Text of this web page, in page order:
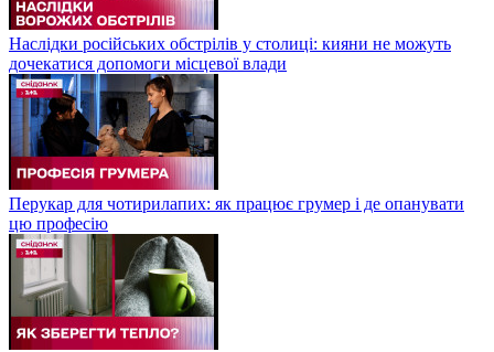
Наслідки російських обстрілів у столиці: кияни не можуть
дочекатися допомоги місцевої влади
Перукар для чотирилапих: як працює грумер і де опанувати
цю професію